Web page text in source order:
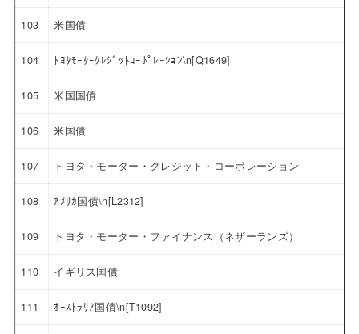
103 米国債
104 ﾄﾖﾀﾓｰﾀｰｸﾚｼﾞｯﾄｺｰﾎﾟﾚｰｼｮﾝ\n[Q1649]
105 米国国債
106 米国債
107 トヨタ・モーター・クレジット・コーポレーション
108 ｱﾒﾘｶ国債\n[L2312]
109 トヨタ・モーター・ファイナンス（ネザーランズ）
110 イギリス国債
111 ｵｰｽﾄﾗﾘｱ国債\n[T1092]